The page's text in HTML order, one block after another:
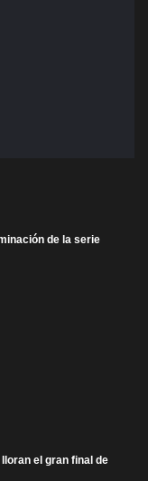
de la serie
el gran final de